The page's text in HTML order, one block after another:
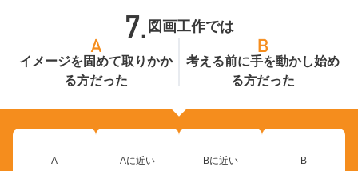
図画工作では
イメージを固めて取りかか
る方だった
考える前に手を動かし始め
る方だった
A Aに近い Bに近い B